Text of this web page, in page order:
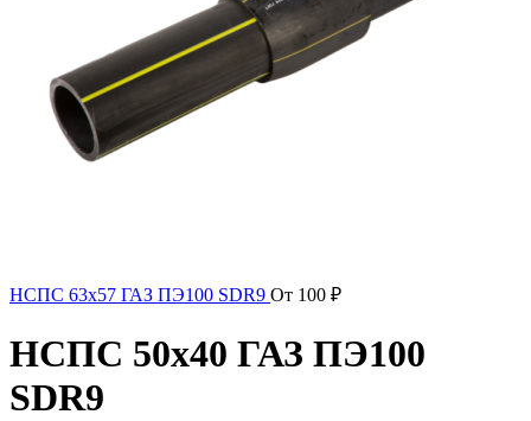
НСПС 63х57 ГАЗ ПЭ100 SDR9 От 100 ₽
НСПС 50х40 ГАЗ ПЭ100
SDR9